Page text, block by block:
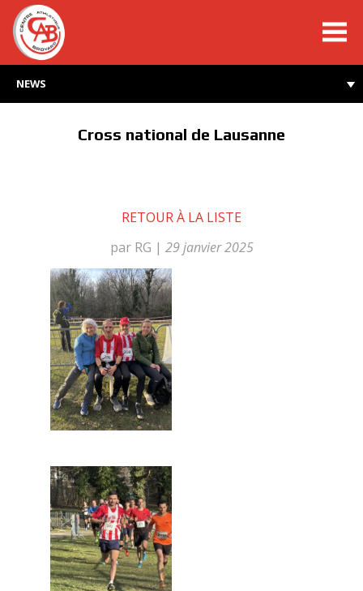
NEWS
Cross national de Lausanne
RETOUR À LA LISTE
par RG | 29 janvier 2025